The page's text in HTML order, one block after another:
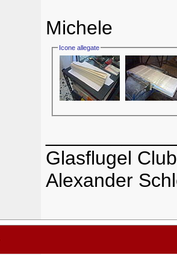
Michele
Icone allegate
Glasflugel
Alexander